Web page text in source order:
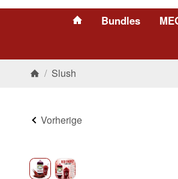
#custom.linkHome#
Bundles
/ Slush
Vorherige